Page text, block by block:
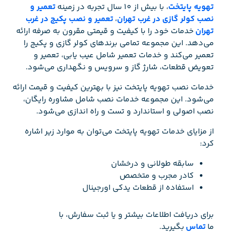
تهویه پایتخت، با بیش از 10 سال تجربه در زمینه
تعمیر و
نصب کولر گازی در غرب تهران، تعمیر و نصب پکیج در غرب
تهران خدمات خود را با کیفیت و قیمتی مقرون به صرفه ارائه
می‌دهد. این مجموعه تمامی برندهای کولر گازی و پکیج را
تعمیر می‌کند و خدمات تعمیر شامل عیب یابی، تعمیر و
تعویض قطعات، شارژ گاز و سرویس و نگهداری می‌شود.
خدمات نصب تهویه پایتخت نیز با بهترین کیفیت و قیمت ارائه
می‌شود. این مجموعه خدمات نصب شامل مشاوره رایگان،
نصب اصولی و استاندارد و تست و راه اندازی می‌شود.
از مزایای خدمات تهویه پایتخت می‌توان به موارد زیر اشاره
کرد:
سابقه طولانی و درخشان
کادر مجرب و متخصص
استفاده از قطعات یدکی اورجینال
برای دریافت اطلاعات بیشتر و یا ثبت سفارش، با
ما تماس بگیرید.